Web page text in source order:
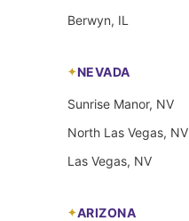
Berwyn, IL
NEVADA
Sunrise Manor, NV
North Las Vegas, NV
Las Vegas, NV
ARIZONA